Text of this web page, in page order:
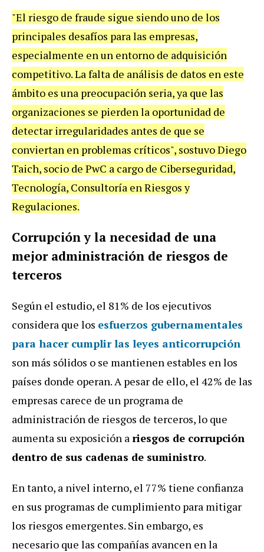
"El riesgo de fraude sigue siendo uno de los
principales desafíos para las empresas,
especialmente en un entorno de adquisición
competitivo. La falta de análisis de datos en este
ámbito es una preocupación seria, ya que las
organizaciones se pierden la oportunidad de
detectar irregularidades antes de que se
conviertan en problemas críticos", sostuvo Diego
Taich, socio de PwC a cargo de Ciberseguridad,
Tecnología, Consultoría en Riesgos y
Regulaciones.
Corrupción y la necesidad de una
mejor administración de riesgos de
terceros
Según el estudio, el 81% de los ejecutivos
considera que los esfuerzos gubernamentales
para hacer cumplir las leyes anticorrupción
son más sólidos o se mantienen estables en los
países donde operan. A pesar de ello, el 42% de las
empresas carece de un programa de
administración de riesgos de terceros, lo que
aumenta su exposición ariesgos de corrupción
dentro de sus cadenas de suministro.
En tanto, a nivel interno, el 77% tiene confianza
en sus programas de cumplimiento para mitigar
los riesgos emergentes. Sin embargo, es
necesario que las compañías avancen en la